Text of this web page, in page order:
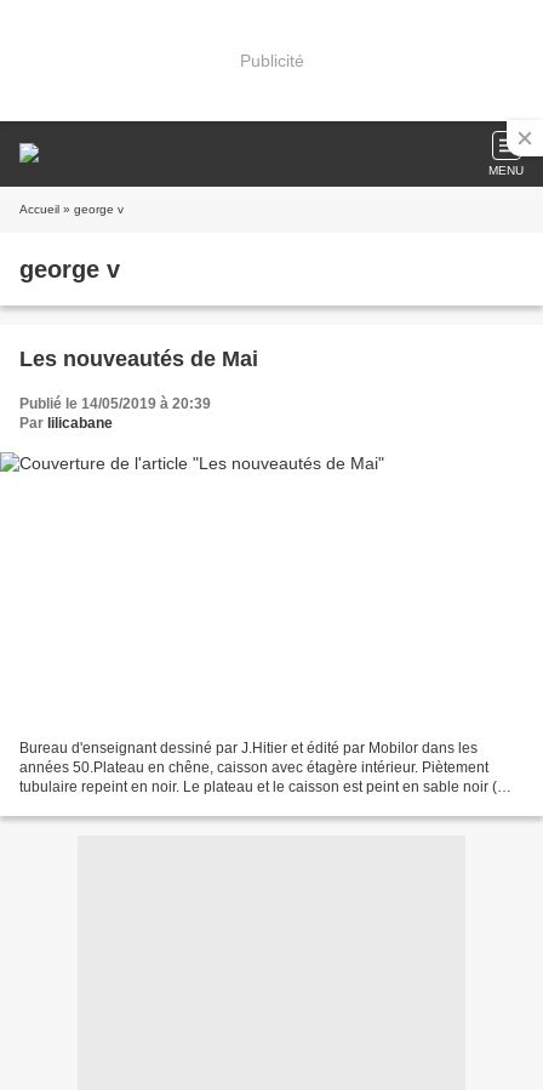
Publicité
MENU
Accueil » george v
george v
Les nouveautés de Mai
Publié le 14/05/2019 à 20:39
Par lilicabane
Bureau d'enseignant dessiné par J.Hitier et édité par Mobilor dans les
années 50.Plateau en chêne, caisson avec étagère intérieur. Piètement
tubulaire repeint en noir. Le plateau et le caisson est peint en sable noir (